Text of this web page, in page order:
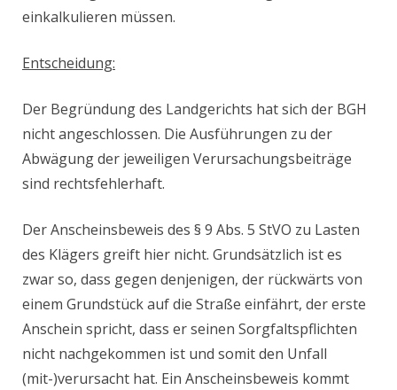
einkalkulieren müssen.
Entscheidung:
Der Begründung des Landgerichts hat sich der BGH
nicht angeschlossen. Die Ausführungen zu der
Abwägung der jeweiligen Verursachungsbeiträge
sind rechtsfehlerhaft.
Der Anscheinsbeweis des § 9 Abs. 5 StVO zu Lasten
des Klägers greift hier nicht. Grundsätzlich ist es
zwar so, dass gegen denjenigen, der rückwärts von
einem Grundstück auf die Straße einfährt, der erste
Anschein spricht, dass er seinen Sorgfaltspflichten
nicht nachgekommen ist und somit den Unfall
(mit-)verursacht hat. Ein Anscheinsbeweis kommt